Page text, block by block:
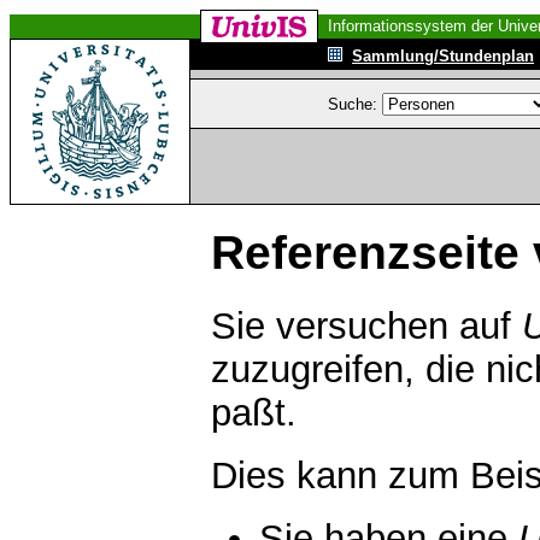
Informationssystem der
Sammlung/Stundenplan
Suche:
Referenzseite
Sie versuchen auf
zuzugreifen, die
paßt.
Dies kann zum